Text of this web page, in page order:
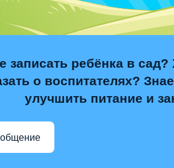
записать ребёнка в сад?
о воспитателях?
улучшить питание и